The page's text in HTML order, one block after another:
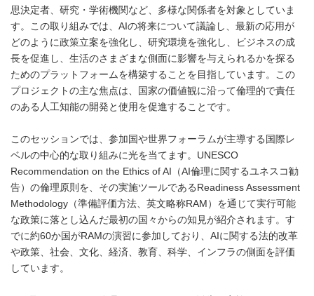
思決定者、研究・学術機関など、多様な関係者を対象としていま
す。この取り組みでは、AIの将来について議論し、最新の応用が
どのように政策立案を強化し、研究環境を強化し、ビジネスの成
長を促進し、生活のさまざまな側面に影響を与えられるかを探る
ためのプラットフォームを構築することを目指しています。この
プロジェクトの主な焦点は、国家の価値観に沿って倫理的で責任
のある人工知能の開発と使用を促進することです。
このセッションでは、参加国や世界フォーラムが主導する国際レ
ベルの中心的な取り組みに光を当てます。UNESCO
Recommendation on the Ethics of AI（AI倫理に関するユネスコ勧
告）の倫理原則を、その実施ツールであるReadiness Assessment
Methodology（準備評価方法、英文略称RAM）を通じて実行可能
な政策に落とし込んだ最初の国々からの知見が紹介されます。す
でに約60か国がRAMの演習に参加しており、AIに関する法的改革
や政策、社会、文化、経済、教育、科学、インフラの側面を評価
しています。